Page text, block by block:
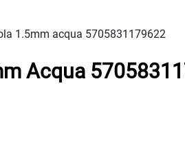
1.5mm acqua 5705831179622
Acqua